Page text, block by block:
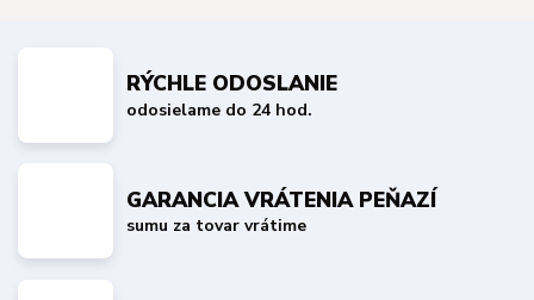
RÝCHLE ODOSLANIE
odosielame do 24 hod.
GARANCIA VRÁTENIA PEŇAZÍ
sumu za tovar vrátime